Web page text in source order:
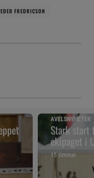
FREDRICSON
AVELSNYHETER
Stark start
ekipaget i
15 timmar